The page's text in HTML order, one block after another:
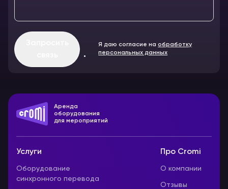
Я даю согласие наобработку
персональных данных
Аренда
оборудования
для мероприятий
Услуги
Оборудование
синхронного перевода
Про Cromi
О компании
Отзывы